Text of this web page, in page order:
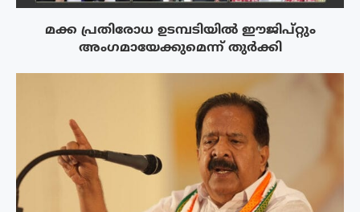
മക്ക പ്രതിരോധ ഉടമ്പടിയിൽ ഈജിപ്റ്റും
അംഗമായേക്കുമെന്ന് തുർക്കി